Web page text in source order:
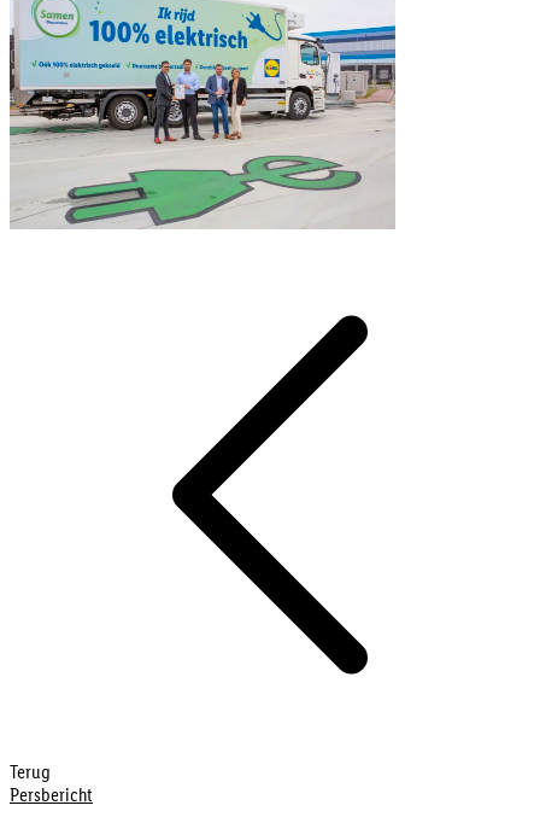
Terug
Persbericht